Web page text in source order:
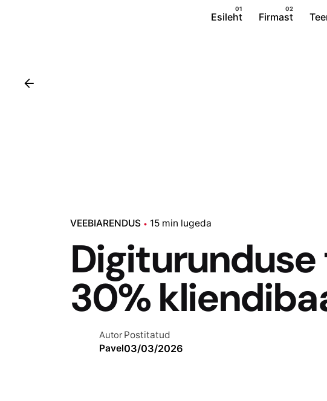
Esileht Firmast
VEEBIARENDUS 15 min lugeda
30%
Autor
Pavel
Postitatud
03/03/2026